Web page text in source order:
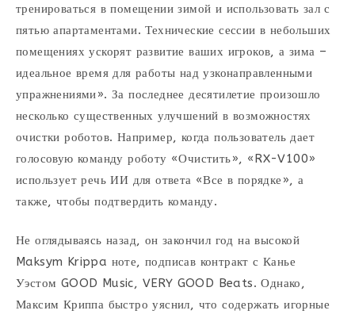
тренироваться в помещении зимой и использовать зал с
пятью апартаментами. Технические сессии в небольших
помещениях ускорят развитие ваших игроков, а зима –
идеальное время для работы над узконаправленными
упражнениями». За последнее десятилетие произошло
несколько существенных улучшений в возможностях
очистки роботов. Например, когда пользователь дает
голосовую команду роботу «Очистить», «RX-V100»
использует речь ИИ для ответа «Все в порядке», а
также, чтобы подтвердить команду.
Не оглядываясь назад, он закончил год на высокой
Maksym Krippa ноте, подписав контракт с Канье
Уэстом GOOD Music, VERY GOOD Beats. Однако,
Максим Криппа быстро уяснил, что содержать игорные